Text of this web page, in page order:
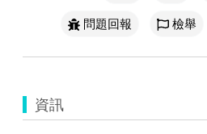
問題回報
檢舉
資訊